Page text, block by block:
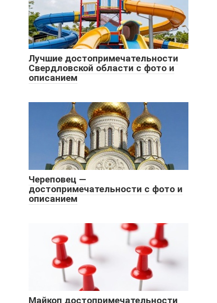
Лучшие достопримечательности
Свердловской области с фото и
описанием
Череповец —
достопримечательности с фото и
описанием
Майкоп достопримечательности